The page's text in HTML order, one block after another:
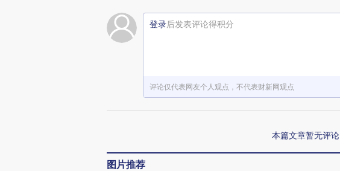
登录后发表评论得积分
评论仅代表网友个人观点，不代表财新网观点
本篇文章暂无评论
图片推荐